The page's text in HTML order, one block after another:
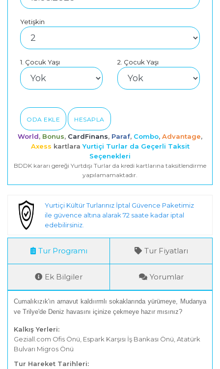
Yetişkin
1. Çocuk Yaşı 2. Çocuk Yaşı
ODA EKLE HESAPLA
World, Bonus, CardFinans, Paraf, Combo, Advantage,
Axess kartlara Yurtiçi Turlar da Geçerli Taksit
Seçenekleri
BDDK kararı gereği Yurtdışı Turlar da kredi kartlarına taksitlendirme
yapılamamaktadır.
Yurtiçi Kültür Turlarınız İptal Güvence Paketimiz
ile güvence altına alarak 72 saate kadar iptal
edebilirsiniz.
Tur Programı Tur Fiyatları
Ek Bilgiler Yorumlar
Cumalıkızık'ın arnavut kaldıırmlı sokaklarında yürümeye, Mudanya
ve Trilye'de Deniz havasını içinize çekmeye hazır mısınız?
Kalkış Yerleri:
Geziall.com Ofis Önü, Espark Karşısı İş Bankası Önü, Atatürk
Bulvarı Migros Önü
Tur Hareket Tarihleri: